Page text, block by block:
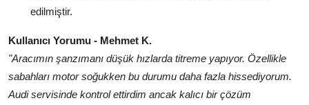
edilmiştir.
Kullanıcı Yorumu - Mehmet K.
"Aracımın şanzımanı düşük hızlarda titreme yapıyor. Özellikle
sabahları motor soğukken bu durumu daha fazla hissediyorum.
Audi servisinde kontrol ettirdim ancak kalıcı bir çözüm